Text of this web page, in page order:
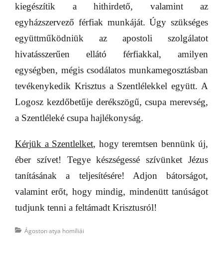
kiegészítik a hithirdető, valamint az
egyházszervező férfiak munkáját. Úgy szükséges
együttműködniük az apostoli szolgálatot
hivatásszerűen ellátó férfiakkal, amilyen
egységben, mégis csodálatos munkamegosztásban
tevékenykedik Krisztus a Szentlélekkel együtt. A
Logosz kezdőbetűje derékszögű, csupa merevség,
a Szentléleké csupa hajlékonyság.
Kérjük a Szentlelket, hogy teremtsen bennünk új,
éber szívet! Tegye készségessé szívünket Jézus
tanításának a teljesítésére! Adjon bátorságot,
valamint erőt, hogy mindig, mindenütt tanúságot
tudjunk tenni a feltámadt Krisztusról!
Categories
Ágoston atya homíliái